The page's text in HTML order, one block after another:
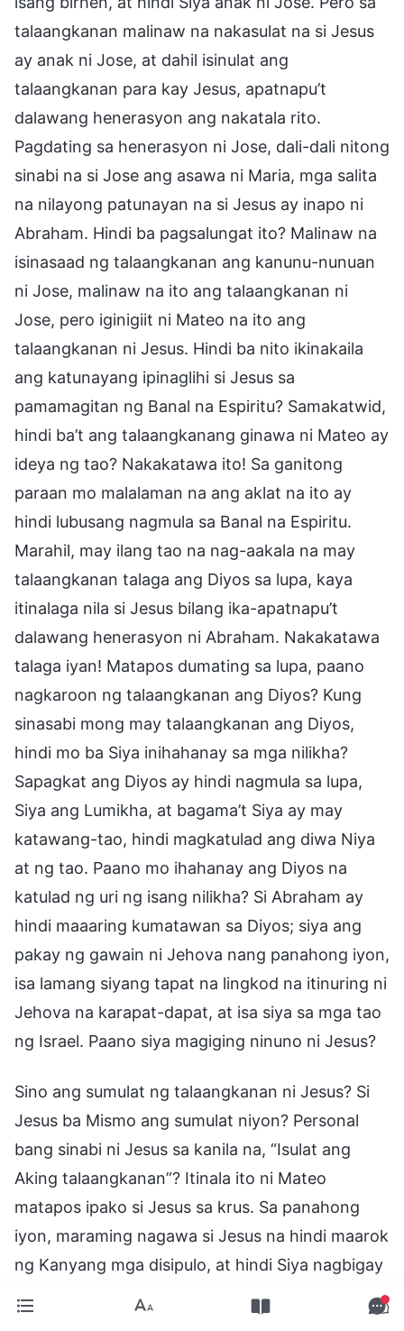
talaangkanan malinaw na nakasulat na si Jesus
ay anak ni Jose, at dahil isinulat ang
talaangkanan para kay Jesus, apatnapu’t
dalawang henerasyon ang nakatala rito.
Pagdating sa henerasyon ni Jose, dali-dali nitong
sinabi na si Jose ang asawa ni Maria, mga salita
na nilayong patunayan na si Jesus ay inapo ni
Abraham. Hindi ba pagsalungat ito? Malinaw na
isinasaad ng talaangkanan ang kanunu-nunuan
ni Jose, malinaw na ito ang talaangkanan ni
Jose, pero iginigiit ni Mateo na ito ang
talaangkanan ni Jesus. Hindi ba nito ikinakaila
ang katunayang ipinaglihi si Jesus sa
pamamagitan ng Banal na Espiritu? Samakatwid,
hindi ba’t ang talaangkanang ginawa ni Mateo ay
ideya ng tao? Nakakatawa ito! Sa ganitong
paraan mo malalaman na ang aklat na ito ay
hindi lubusang nagmula sa Banal na Espiritu.
Marahil, may ilang tao na nag-aakala na may
talaangkanan talaga ang Diyos sa lupa, kaya
itinalaga nila si Jesus bilang ika-apatnapu’t
dalawang henerasyon ni Abraham. Nakakatawa
talaga iyan! Matapos dumating sa lupa, paano
nagkaroon ng talaangkanan ang Diyos? Kung
sinasabi mong may talaangkanan ang Diyos,
hindi mo ba Siya inihahanay sa mga nilikha?
Sapagkat ang Diyos ay hindi nagmula sa lupa,
Siya ang Lumikha, at bagama’t Siya ay may
katawang-tao, hindi magkatulad ang diwa Niya
at ng tao. Paano mo ihahanay ang Diyos na
katulad ng uri ng isang nilikha? Si Abraham ay
hindi maaaring kumatawan sa Diyos; siya ang
pakay ng gawain ni Jehova nang panahong iyon,
isa lamang siyang tapat na lingkod na itinuring ni
Jehova na karapat-dapat, at isa siya sa mga tao
ng Israel. Paano siya magiging ninuno ni Jesus?
Sino ang sumulat ng talaangkanan ni Jesus? Si
Jesus ba Mismo ang sumulat niyon? Personal
bang sinabi ni Jesus sa kanila na, “Isulat ang
Aking talaangkanan”? Itinala ito ni Mateo
matapos ipako si Jesus sa krus. Sa panahong
iyon, maraming nagawa si Jesus na hindi maarok
ng Kanyang mga disipulo, at hindi Siya nagbigay
ng anumang paliwanag. Nang makaalis na Siya,